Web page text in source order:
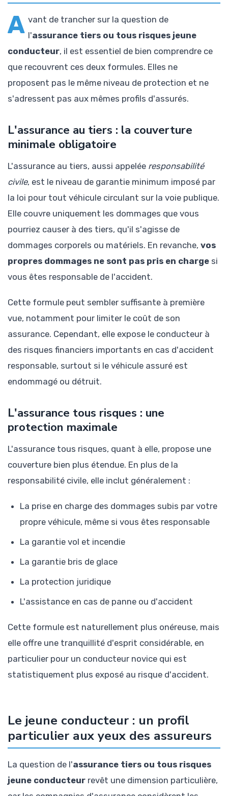
A vant de trancher sur la question de
l'assurance tiers ou tous risques jeune
conducteur, il est essentiel de bien comprendre ce
que recouvrent ces deux formules. Elles ne
proposent pas le même niveau de protection et ne
s'adressent pas aux mêmes profils d'assurés.
L'assurance au tiers : la couverture
minimale obligatoire
L'assurance au tiers, aussi appelée responsabilité
civile, est le niveau de garantie minimum imposé par
la loi pour tout véhicule circulant sur la voie publique.
Elle couvre uniquement les dommages que vous
pourriez causer à des tiers, qu'il s'agisse de
dommages corporels ou matériels. En revanche, vos
propres dommages ne sont pas pris en charge si
vous êtes responsable de l'accident.
Cette formule peut sembler suffisante à première
vue, notamment pour limiter le coût de son
assurance. Cependant, elle expose le conducteur à
des risques financiers importants en cas d'accident
responsable, surtout si le véhicule assuré est
endommagé ou détruit.
L'assurance tous risques : une
protection maximale
L'assurance tous risques, quant à elle, propose une
couverture bien plus étendue. En plus de la
responsabilité civile, elle inclut généralement :
La prise en charge des dommages subis par votre
propre véhicule, même si vous êtes responsable
La garantie vol et incendie
La garantie bris de glace
La protection juridique
L'assistance en cas de panne ou d'accident
Cette formule est naturellement plus onéreuse, mais
elle offre une tranquillité d'esprit considérable, en
particulier pour un conducteur novice qui est
statistiquement plus exposé au risque d'accident.
Le jeune conducteur : un profil
particulier aux yeux des assureurs
La question de l'assurance tiers ou tous risques
jeune conducteur revêt une dimension particulière,